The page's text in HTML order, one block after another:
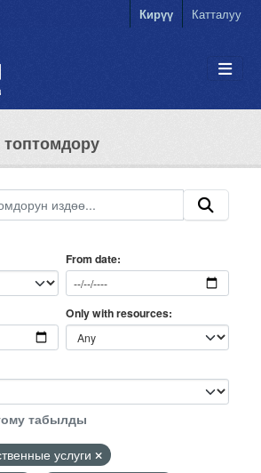
Кирүү Катталуу
From date
Only with resources
табылды
услуги